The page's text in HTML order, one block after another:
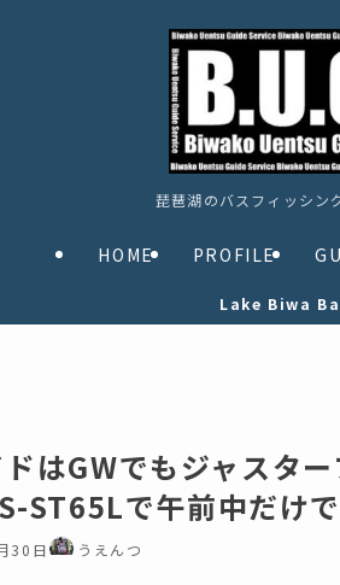
琵琶湖のバスフィッシン
HOME PROFILE
Lake Biwa
はGWでもジャスタ
ST65Lで午前中だけ
30日 うえんつ